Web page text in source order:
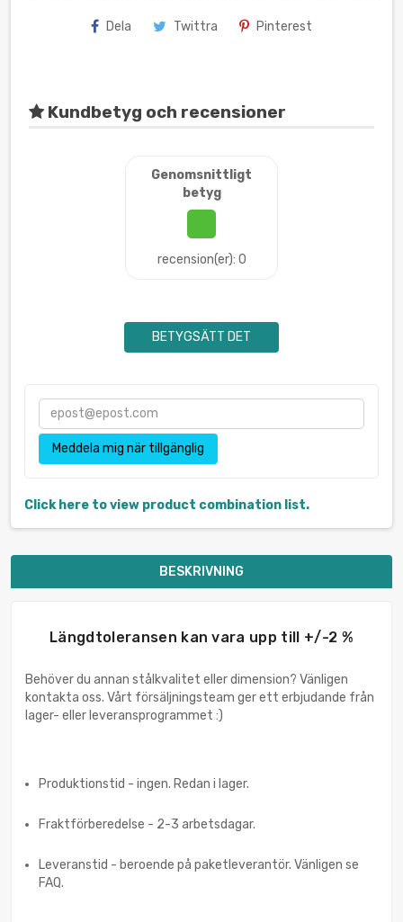
Dela Twittra Pinterest
Kundbetyg och recensioner
Genomsnittligt
betyg
recension(er): 0
BETYGSÄTT DET
Meddela mig när tillgänglig
Click here to view product combination list.
BESKRIVNING
Längdtoleransen kan vara upp till +/-2 %
Behöver du annan stålkvalitet eller dimension? Vänligen
kontakta oss. Vårt försäljningsteam ger ett erbjudande från
lager- eller leveransprogrammet :)
Produktionstid - ingen. Redan i lager.
Fraktförberedelse - 2-3 arbetsdagar.
Leveranstid - beroende på paketleverantör. Vänligen se
FAQ.